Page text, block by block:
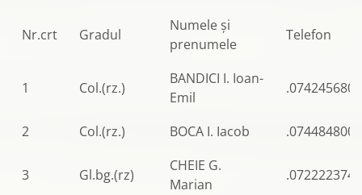
Nr.crt Gradul
Numele şi
prenumele
Telefon
1 Col.(rz.)
BANDICI I. Ioan-
Emil
.0742456802
2 Col.(rz.) BOCA I. Iacob .0744848007
3 Gl.bg.(rz)
CHEIE G.
Marian
.0722223746